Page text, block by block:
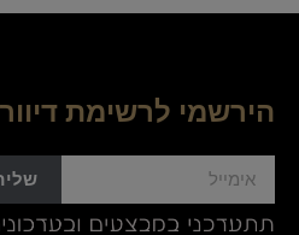
הירשמי לרשימת דיוור